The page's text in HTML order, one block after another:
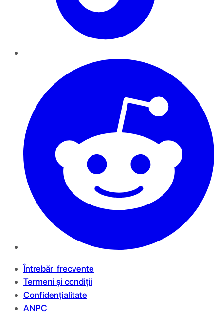
Întrebări frecvente
Termeni și condiții
Confidențialitate
ANPC